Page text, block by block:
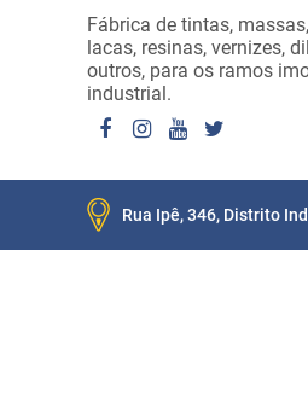
Fábrica de tintas,
lacas, resinas, vernizes,
outros, para os ramos
industrial.
Rua Ipê, 346, Distrito